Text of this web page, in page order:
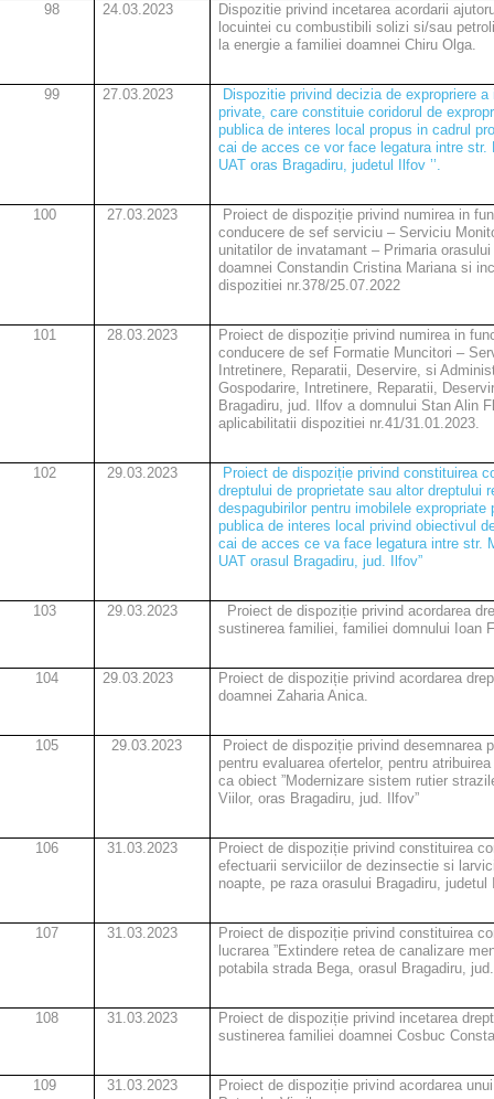
98 24.03.2023
Dispozitie privind incetarea acordarii
locuintei cu combustibili solizi si/sau
la energie a familiei doamnei Chiru Olga.
99 27.03.2023
Dispozitie privind decizia de expropriere a
private, care constituie coridorul de
publica de interes local propus in cadrul
cai de acces ce vor face legatura intre
UAT oras Bragadiru, judetul Ilfov ’’.
100 27.03.2023
Proiect de dispoziție privind numirea in
conducere de sef serviciu – Serviciu
unitatilor de invatamant – Primaria
doamnei Constandin Cristina Mariana si
dispozitiei nr.378/25.07.2022
101 28.03.2023
Proiect de dispoziție privind numirea in
conducere de sef Formatie Muncitori –
Intretinere, Reparatii, Deservire, si
Gospodarire, Intretinere, Reparatii,
Bragadiru, jud. Ilfov a domnului Stan Alin
aplicabilitatii dispozitiei nr.41/31.01.2023.
102 29.03.2023
Proiect de dispoziție privind constituirea
dreptului de proprietate sau altor dreptului
despagubirilor pentru imobilele
publica de interes local privind obiectivul
cai de acces ce va face legatura intre str.
UAT orasul Bragadiru, jud. Ilfov”
103 29.03.2023
Proiect de dispoziție privind acordarea
sustinerea familiei, familiei domnului Ioan
104 29.03.2023
Proiect de dispoziție privind acordarea
doamnei Zaharia Anica.
105 29.03.2023
Proiect de dispoziție privind desemnarea
pentru evaluarea ofertelor, pentru
ca obiect ”Modernizare sistem rutier
Viilor, oras Bragadiru, jud. Ilfov”
106 31.03.2023
Proiect de dispoziție privind constituirea
efectuarii serviciilor de dezinsectie si
noapte, pe raza orasului Bragadiru, judetul
107 31.03.2023
Proiect de dispoziție privind constituirea
lucrarea ”Extindere retea de canalizare
potabila strada Bega, orasul Bragadiru,
108 31.03.2023
Proiect de dispoziție privind incetarea
sustinerea familiei doamnei Cosbuc
109 31.03.2023
Proiect de dispoziție privind acordarea